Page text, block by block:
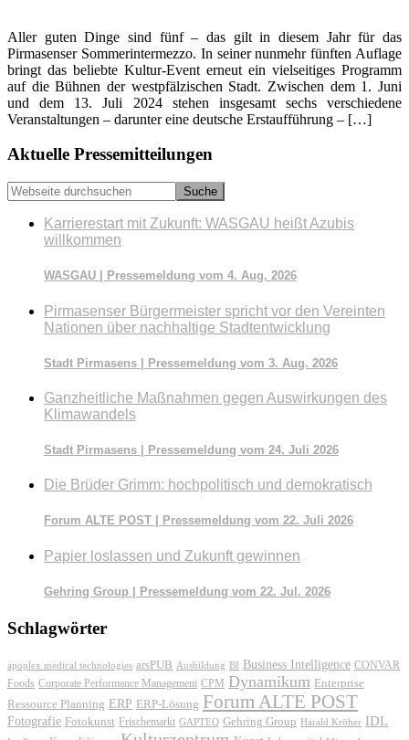
Aller guten Dinge sind fünf – das gilt in diesem Jahr für das
Pirmasenser Sommerintermezzo. In seiner nunmehr fünften Auflage
bringt das beliebte Kultur-Event erneut ein vielseitiges Programm
auf die Bühnen der westpfälzischen Stadt. Zwischen dem 1. Juni
und dem 13. Juli 2024 stehen insgesamt sechs verschiedene
Veranstaltungen – darunter eine deutsche Erstaufführung – […]
Seitenspalte
Aktuelle Pressemitteilungen
Webseite
durchsuchen
Karrierestart mit Zukunft: WASGAU heißt Azubis
willkommen
WASGAU | Pressemeldung vom 4. Aug. 2026
Pirmasenser Bürgermeister spricht vor den Vereinten
Nationen über nachhaltige Stadtentwicklung
Stadt Pirmasens | Pressemeldung vom 3. Aug. 2026
Ganzheitliche Maßnahmen gegen Auswirkungen des
Klimawandels
Stadt Pirmasens | Pressemeldung vom 24. Juli 2026
Die Brüder Grimm: hochpolitisch und demokratisch
Forum ALTE POST | Pressemeldung vom 22. Juli 2026
Papier loslassen und Zukunft gewinnen
Gehring Group | Pressemeldung vom 22. Jul. 2026
Schlagwörter
apoplex medical technologies arsPUB Ausbildung BI Business Intelligence CONVAR
Foods Corporate Performance Management CPM Dynamikum Enterprise
Ressource Planning ERP ERP-Lösung Forum ALTE POST
Fotografie Fotokunst Frischemarkt GAPTEQ Gehring Group Harald Kröher IDL